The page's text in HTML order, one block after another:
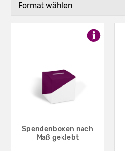
Format wählen
Spendenboxen nach
Maß geklebt